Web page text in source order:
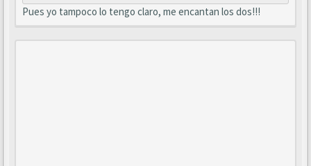
Pues yo tampoco lo tengo claro, me encantan los dos!!!